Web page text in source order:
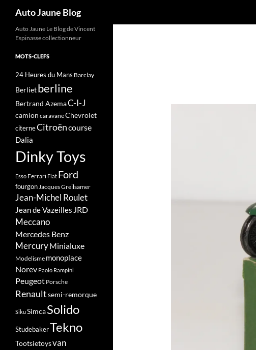
Auto Jaune Blog
Auto Jaune Le Blog de Vincent
Espinasse collectionneur
MOTS-CLEFS
24 Heures du Mans Barclay
Berlietberline
Bertrand AzemaC-I-J
camion caravaneChevrolet
citerneCitroëncourse
Dalia
Dinky Toys
Esso Ferrari Fiat Ford
fourgonJacques Greilsamer
Jean-Michel Roulet
Jean de Vazeilles JRD
Meccano
Mercedes Benz
MercuryMinialuxe
Modelisme monoplace
Norev Paolo Rampini
Peugeot Porsche
Renaultsemi-remorque
SikuSimcaSolido
StudebakerTekno
Tootsietoysvan